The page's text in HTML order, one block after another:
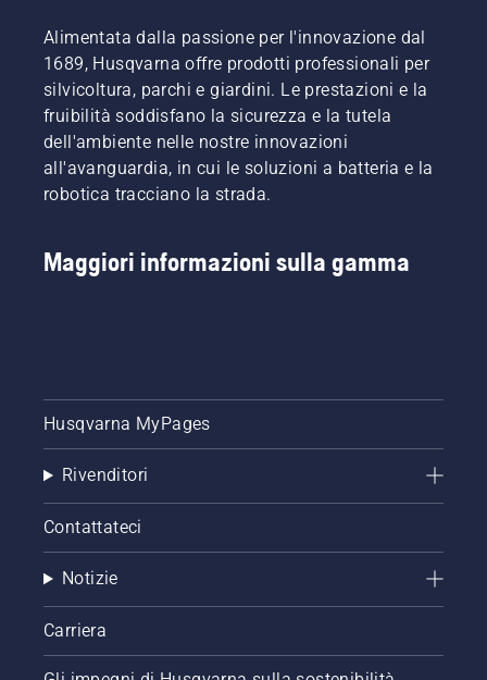
Alimentata dalla passione per l'innovazione dal
1689, Husqvarna offre prodotti professionali per
silvicoltura, parchi e giardini. Le prestazioni e la
fruibilità soddisfano la sicurezza e la tutela
dell'ambiente nelle nostre innovazioni
all'avanguardia, in cui le soluzioni a batteria e la
robotica tracciano la strada.
Maggiori informazioni sulla gamma
Husqvarna MyPages
Rivenditori
Contattateci
Notizie
Carriera